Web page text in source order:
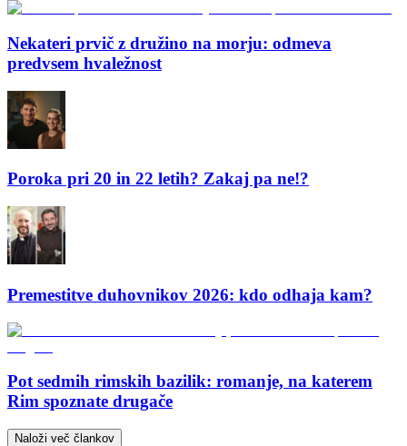
Nekateri prvič z družino na morju: odmeva
predvsem hvaležnost
Poroka pri 20 in 22 letih? Zakaj pa ne!?
Premestitve duhovnikov 2026: kdo odhaja kam?
Pot sedmih rimskih bazilik: romanje, na katerem
Rim spoznate drugače
Naloži več člankov